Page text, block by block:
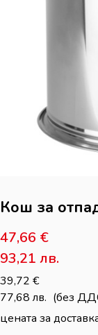
Кош за
47,66 €
93,21 лв.
39,72 €
77,68 лв. (без
цената за